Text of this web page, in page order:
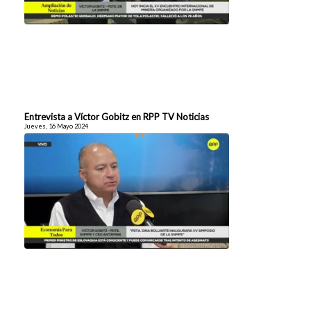
Entrevista a Víctor Gobitz en RPP TV Noticias
Jueves, 16 Mayo 2024